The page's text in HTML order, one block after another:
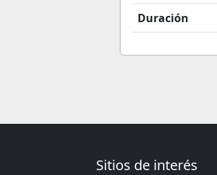
Duración
Sitios de interés